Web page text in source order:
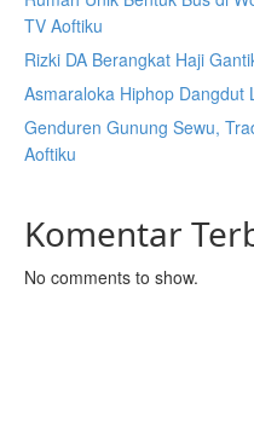
TV Aoftiku
Rizki DA Berangkat Haji
Asmaraloka Hiphop Dangdut
Genduren Gunung Sewu,
Aoftiku
Komentar
No comments to show.